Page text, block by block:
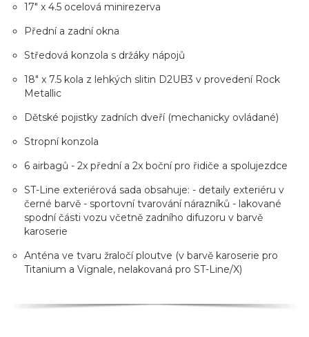
17" x 4.5 ocelová minirezerva
Přední a zadní okna
Středová konzola s držáky nápojů
18" x 7.5 kola z lehkých slitin D2UB3 v provedení Rock
Metallic
Dětské pojistky zadních dveří (mechanicky ovládané)
Stropní konzola
6 airbagů - 2x přední a 2x boční pro řidiče a spolujezdce
ST-Line exteriérová sada obsahuje: - detaily exteriéru v
černé barvě - sportovní tvarování nárazníků - lakované
spodní části vozu včetně zadního difuzoru v barvě
karoserie
Anténa ve tvaru žraločí ploutve (v barvě karoserie pro
Titanium a Vignale, nelakovaná pro ST-Line/X)